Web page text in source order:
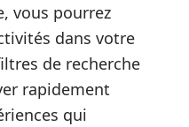
vous pourrez
dans votre
de recherche
rapidement
qui